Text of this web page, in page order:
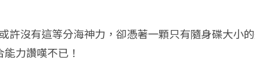
沒有這等分海神力，卻憑著一顆只有隨身碟大小的
力讚嘆不已！